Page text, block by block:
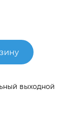
выходной